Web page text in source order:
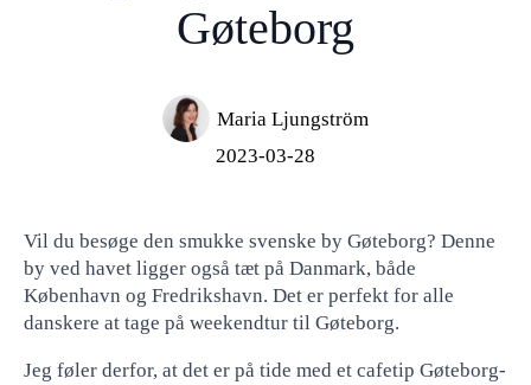
Gøteborg
Maria Ljungström
2023-03-28
Vil du besøge den smukke svenske by Gøteborg? Denne
by ved havet ligger også tæt på Danmark, både
København og Fredrikshavn. Det er perfekt for alle
danskere at tage på weekendtur til Gøteborg.
Jeg føler derfor, at det er på tide med et cafetip Gøteborg-